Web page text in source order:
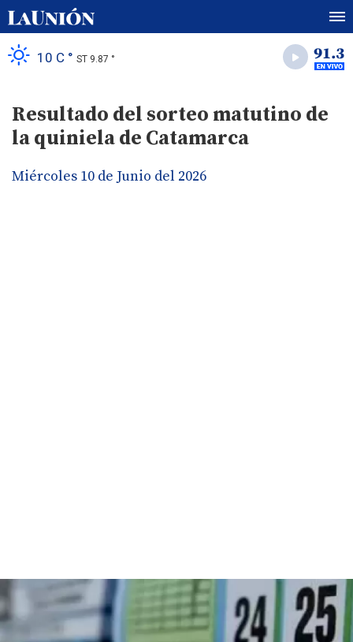
10 C ° ST 9.87 °
Resultado del sorteo matutino de
la quiniela de Catamarca
Miércoles 10 de Junio del 2026